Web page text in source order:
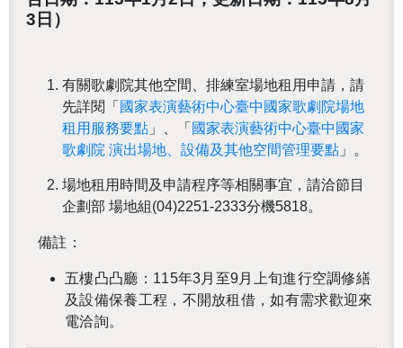
3日 ）
有關歌劇院其他空間、排練室場地租用申請，請
先詳閱「 國家表演藝術中心臺中國家歌劇院場地
租用服務要點 」、「 國家表演藝術中心臺中國家
歌劇院 演出場地、設備及其他空間管理要點 」。
場地租用時間及申請程序等相關事宜，請洽節目
企劃部 場地組(04)2251-2333分機5818。
備註：
五樓凸凸廳：115年3月至9月上旬進行空調修繕
及設備保養工程，不開放租借，如有需求歡迎來
電洽詢。